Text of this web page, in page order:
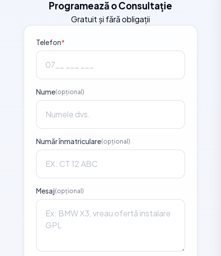
Programează o Consultație
Gratuit și fără obligații
Telefon*
Nume(opțional)
Număr înmatriculare(opțional)
Mesaj(opțional)